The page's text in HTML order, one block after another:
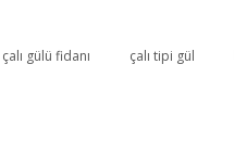
çalı gülü fidanı çalı tipi gül